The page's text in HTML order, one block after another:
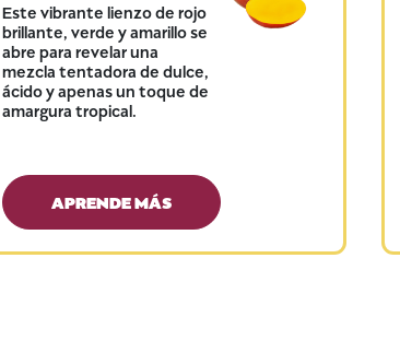
Este vibrante lienzo de rojo
brillante, verde y amarillo se
abre para revelar una
mezcla tentadora de dulce,
ácido y apenas un toque de
amargura tropical.
APRENDE MÁS